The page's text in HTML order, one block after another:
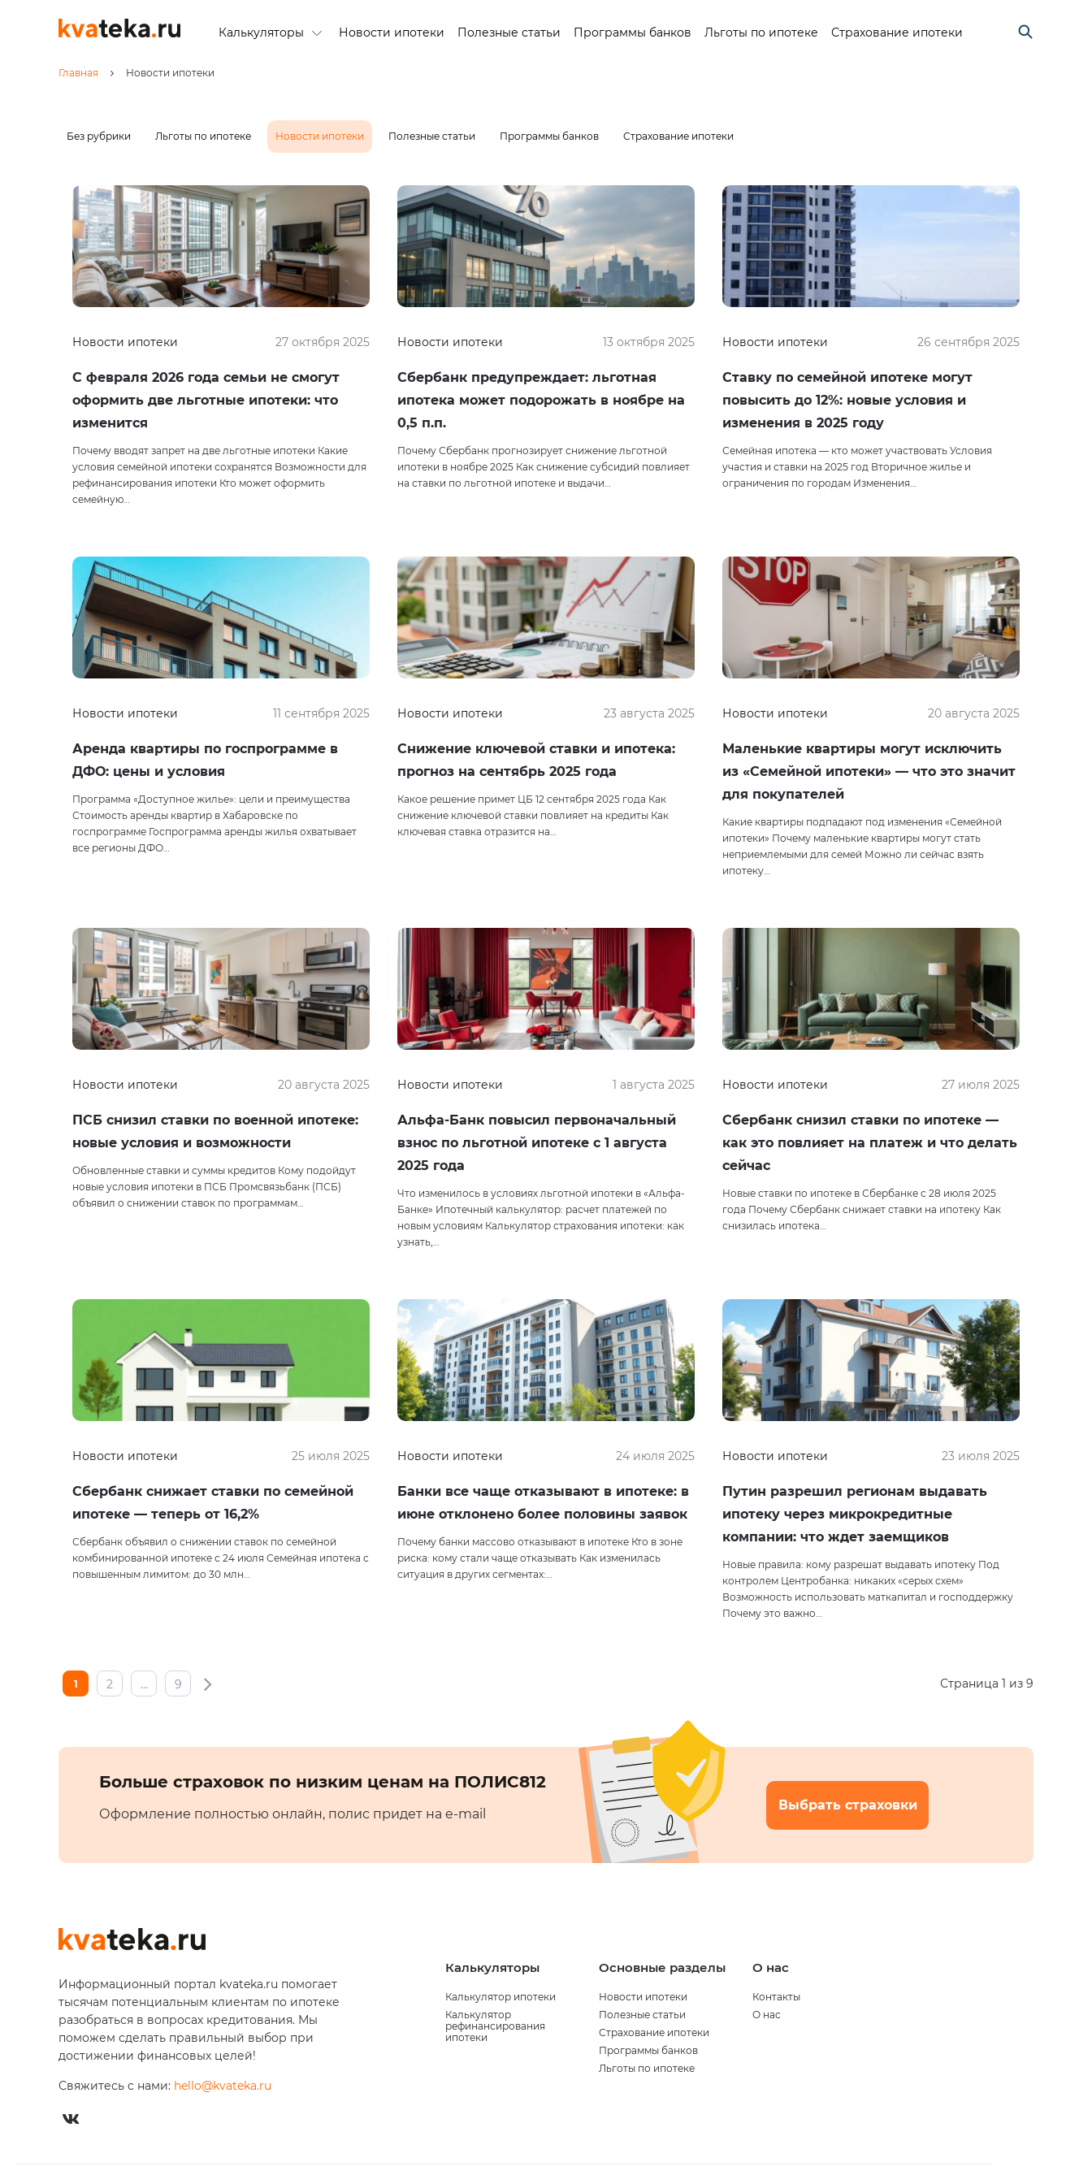
Калькуляторы Новости ипотеки Полезные статьи Программы банков Льготы по ипотеке Страхование ипотеки
Главная Новости ипотеки
Без рубрики Льготы по ипотеке Новости ипотеки Полезные статьи Программы банков Страхование ипотеки
Новости ипотеки 27 октября 2025
С февраля 2026 года семьи не смогут
оформить две льготные ипотеки: что
изменится
Почему вводят запрет на две льготные ипотеки Какие
условия семейной ипотеки сохранятся Возможности для
рефинансирования ипотеки Кто может оформить
семейную…
Новости ипотеки 13 октября 2025
Сбербанк предупреждает: льготная
ипотека может подорожать в ноябре на
0,5 п.п.
Почему Сбербанк прогнозирует снижение льготной
ипотеки в ноябре 2025 Как снижение субсидий повлияет
на ставки по льготной ипотеке и выдачи…
Новости ипотеки 26 сентября 2025
Ставку по семейной ипотеке могут
повысить до 12%: новые условия и
изменения в 2025 году
Семейная ипотека — кто может участвовать Условия
участия и ставки на 2025 год Вторичное жилье и
ограничения по городам Изменения…
Новости ипотеки 11 сентября 2025
Аренда квартиры по госпрограмме в
ДФО: цены и условия
Программа «Доступное жилье»: цели и преимущества
Стоимость аренды квартир в Хабаровске по
госпрограмме Госпрограмма аренды жилья охватывает
все регионы ДФО…
Новости ипотеки 23 августа 2025
Снижение ключевой ставки и ипотека:
прогноз на сентябрь 2025 года
Какое решение примет ЦБ 12 сентября 2025 года Как
снижение ключевой ставки повлияет на кредиты Как
ключевая ставка отразится на…
Новости ипотеки 20 августа 2025
Маленькие квартиры могут исключить
из «Семейной ипотеки» — что это значит
для покупателей
Какие квартиры подпадают под изменения «Семейной
ипотеки» Почему маленькие квартиры могут стать
неприемлемыми для семей Можно ли сейчас взять
ипотеку…
Новости ипотеки 20 августа 2025
ПСБ снизил ставки по военной ипотеке:
новые условия и возможности
Обновленные ставки и суммы кредитов Кому подойдут
новые условия ипотеки в ПСБ Промсвязьбанк (ПСБ)
объявил о снижении ставок по программам…
Новости ипотеки 1 августа 2025
Альфа-Банк повысил первоначальный
взнос по льготной ипотеке с 1 августа
2025 года
Что изменилось в условиях льготной ипотеки в «Альфа-
Банке» Ипотечный калькулятор: расчет платежей по
новым условиям Калькулятор страхования ипотеки: как
узнать,…
Новости ипотеки 27 июля 2025
Сбербанк снизил ставки по ипотеке —
как это повлияет на платеж и что делать
сейчас
Новые ставки по ипотеке в Сбербанке с 28 июля 2025
года Почему Сбербанк снижает ставки на ипотеку Как
снизилась ипотека…
Новости ипотеки 25 июля 2025
Сбербанк снижает ставки по семейной
ипотеке — теперь от 16,2%
Сбербанк объявил о снижении ставок по семейной
комбинированной ипотеке с 24 июля Семейная ипотека с
повышенным лимитом: до 30 млн…
Новости ипотеки 24 июля 2025
Банки все чаще отказывают в ипотеке: в
июне отклонено более половины заявок
Почему банки массово отказывают в ипотеке Кто в зоне
риска: кому стали чаще отказывать Как изменилась
ситуация в других сегментах:…
Новости ипотеки 23 июля 2025
Путин разрешил регионам выдавать
ипотеку через микрокредитные
компании: что ждет заемщиков
Новые правила: кому разрешат выдавать ипотеку Под
контролем Центробанка: никаких «серых схем»
Возможность использовать маткапитал и господдержку
Почему это важно…
1 2 … 9 Страница 1 из 9
Больше страховок по низким ценам на ПОЛИС812
Оформление полностью онлайн, полис придет на e-mail
Выбрать страховки
Информационный портал kvateka.ru помогает
тысячам потенциальным клиентам по ипотеке
разобраться в вопросах кредитования. Мы
поможем сделать правильный выбор при
достижении финансовых целей!
Свяжитесь с нами: hello@kvateka.ru
Калькуляторы
Калькулятор ипотеки
Калькулятор
рефинансирования
ипотеки
Основные разделы
Новости ипотеки
Полезные статьи
Страхование ипотеки
Программы банков
Льготы по ипотеке
О нас
Контакты
О нас